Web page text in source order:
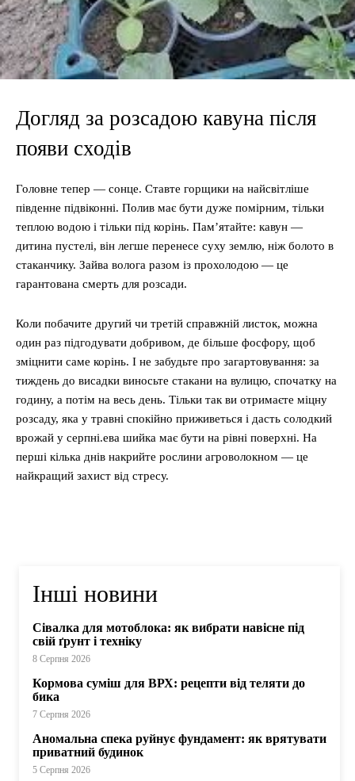
Догляд за розсадою кавуна після
появи сходів
Головне тепер — сонце. Ставте горщики на найсвітліше
південне підвіконні. Полив має бути дуже помірним, тільки
теплою водою і тільки під корінь. Пам’ятайте: кавун —
дитина пустелі, він легше перенесе суху землю, ніж болото в
стаканчику. Зайва волога разом із прохолодою — це
гарантована смерть для розсади.
Коли побачите другий чи третій справжній листок, можна
один раз підгодувати добривом, де більше фосфору, щоб
зміцнити саме корінь. І не забудьте про загартовування: за
тиждень до висадки виносьте стакани на вулицю, спочатку на
годину, а потім на весь день. Тільки так ви отримаєте міцну
розсаду, яка у травні спокійно приживеться і дасть солодкий
врожай у серпні.ева шийка має бути на рівні поверхні. На
перші кілька днів накрийте рослини агроволокном — це
найкращий захист від стресу.
Інші новини
Сівалка для мотоблока: як вибрати навісне під
свій ґрунт і техніку
8 Серпня 2026
Кормова суміш для ВРХ: рецепти від теляти до
бика
7 Серпня 2026
Аномальна спека руйнує фундамент: як врятувати
приватний будинок
5 Серпня 2026